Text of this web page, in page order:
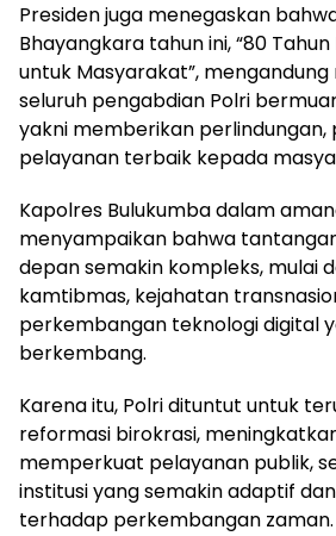
Presiden juga menegaskan
Bhayangkara tahun ini, “80
untuk Masyarakat”,
seluruh pengabdian Polri
yakni memberikan perlindungan,
pelayanan terbaik kepada
Kapolres Bulukumba dalam
menyampaikan bahwa
depan semakin kompleks, mulai
kamtibmas, kejahatan
perkembangan teknologi digital
berkembang.
Karena itu, Polri dituntut untuk
reformasi birokrasi,
memperkuat pelayanan publik,
institusi yang semakin adaptif
terhadap perkembangan zaman.